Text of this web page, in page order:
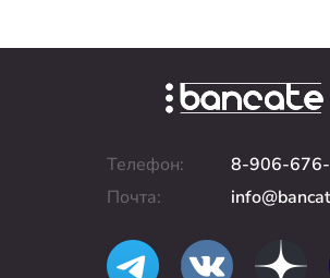
Телефон:
8-906-
Почта: